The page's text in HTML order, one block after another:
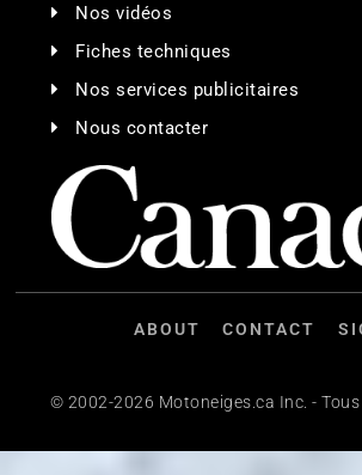
Nos vidéos
Fiches techniques
Nos services publicitaires
Nous contacter
ABOUT CONTACT
© 2002-2026 Motoneiges.ca Inc. -